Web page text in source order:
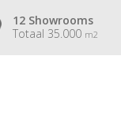
12 Showrooms
Totaal 35.000 m2